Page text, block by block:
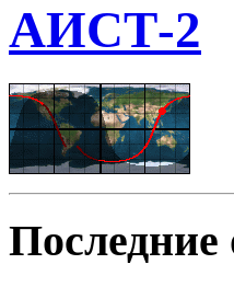
АИСТ-2
Последние